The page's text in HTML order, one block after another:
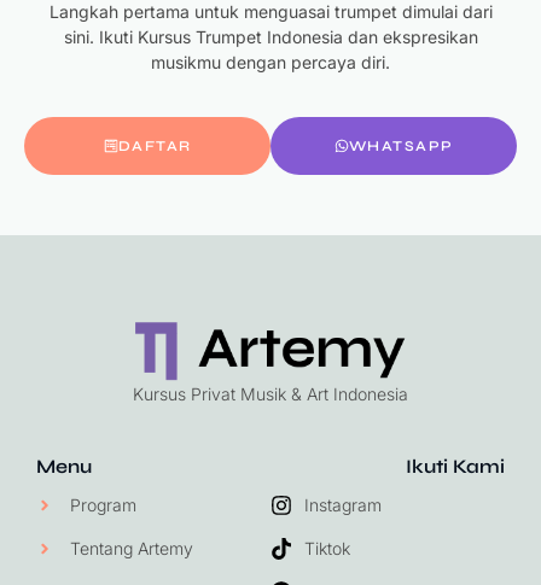
Langkah pertama untuk menguasai trumpet dimulai dari
sini. Ikuti Kursus Trumpet Indonesia dan ekspresikan
musikmu dengan percaya diri.
DAFTAR WHATSAPP
Kursus Privat Musik & Art Indonesia
Menu
Program
Tentang Artemy
Ikuti Kami
Instagram
Tiktok